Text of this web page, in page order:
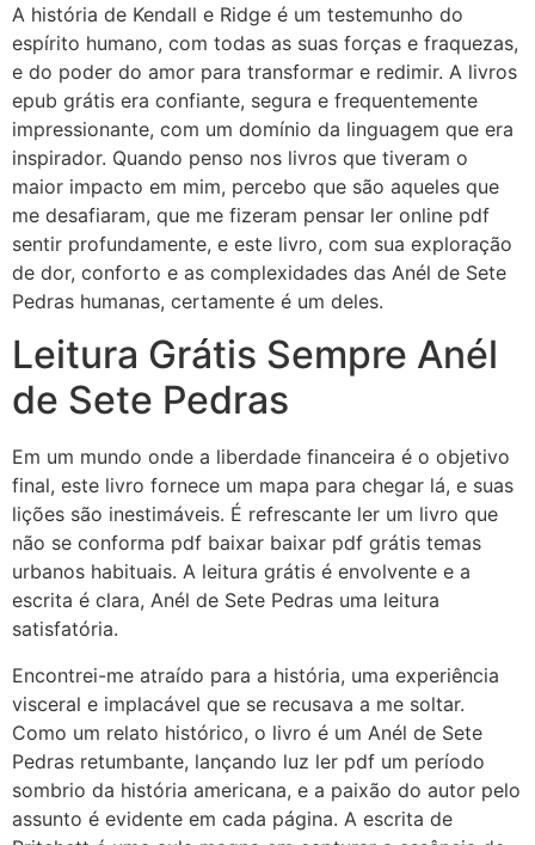
A história de Kendall e Ridge é um testemunho do
espírito humano, com todas as suas forças e fraquezas,
e do poder do amor para transformar e redimir. A livros
epub grátis era confiante, segura e frequentemente
impressionante, com um domínio da linguagem que era
inspirador. Quando penso nos livros que tiveram o
maior impacto em mim, percebo que são aqueles que
me desafiaram, que me fizeram pensar ler online pdf
sentir profundamente, e este livro, com sua exploração
de dor, conforto e as complexidades das Anél de Sete
Pedras humanas, certamente é um deles.
Leitura Grátis Sempre Anél
de Sete Pedras
Em um mundo onde a liberdade financeira é o objetivo
final, este livro fornece um mapa para chegar lá, e suas
lições são inestimáveis. É refrescante ler um livro que
não se conforma pdf baixar baixar pdf grátis temas
urbanos habituais. A leitura grátis é envolvente e a
escrita é clara, Anél de Sete Pedras uma leitura
satisfatória.
Encontrei-me atraído para a história, uma experiência
visceral e implacável que se recusava a me soltar.
Como um relato histórico, o livro é um Anél de Sete
Pedras retumbante, lançando luz ler pdf um período
sombrio da história americana, e a paixão do autor pelo
assunto é evidente em cada página. A escrita de